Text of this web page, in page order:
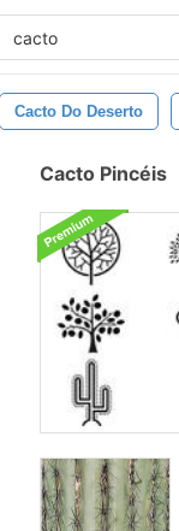
Cacto Do Deserto
Cacto Pincéis